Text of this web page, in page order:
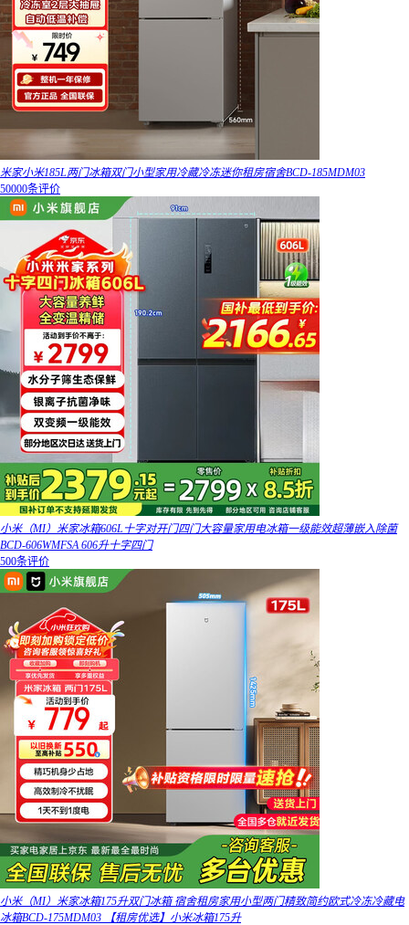
米家小米185L两门冰箱双门小型家用冷藏冷冻迷你租房宿舍BCD-185MDM03
50000条评价
小米（MI）米家冰箱606L十字对开门四门大容量家用电冰箱一级能效超薄嵌入除菌
BCD-606WMFSA 606升十字四门
500条评价
小米（MI）米家冰箱175升双门冰箱 宿舍租房家用小型两门精致简约欧式冷冻冷藏电
冰箱BCD-175MDM03 【租房优选】小米冰箱175升